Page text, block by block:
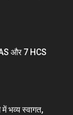
और 7 HCS
भव्य स्वागत,